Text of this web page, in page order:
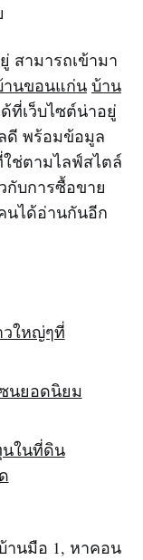
สามารถเข้ามา
านขอนแก่น บ้าน
ที่เว็บไซต์น่าอยู่
ดี พร้อมข้อมูล
ช่ตามไลฟ์สไตล์
กับการซื้อขาย
นได้อ่านกันอีก
วใหญ่ๆที่
นยอดนิยม
นในที่ดิน
านมือ 1, หาคอน